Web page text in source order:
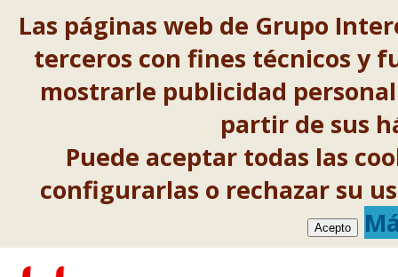
Las páginas web de Grupo
terceros con fines técnicos y
mostrarle publicidad
partir de sus
Puede aceptar todas las
configurarlas o rechazar su
Acepto